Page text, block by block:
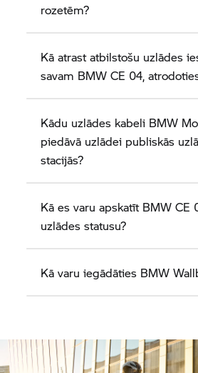
rozetēm?
Kā atrast atbilstošu uzlādes
savam BMW CE 04,
Kādu uzlādes kabeli BMW
piedāvā uzlādei publiskās
stacijās?
Kā es varu apskatīt BMW CE
uzlādes statusu?
Kā varu iegādāties BMW